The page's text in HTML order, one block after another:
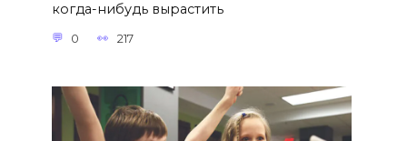
когда-нибудь вырастить
0 217